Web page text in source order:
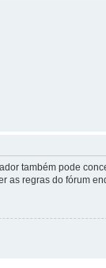
também pode
as regras do fórum